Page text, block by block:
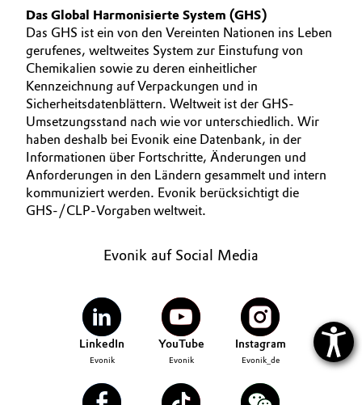
Plastics & Rubber
Pulp, Paper & Packaging
Textiles, Leather & Nonwovens
Das Global Harmonisierte System (GHS)
Das GHS ist ein von den Vereinten Nationen ins Leben
gerufenes, weltweites System zur Einstufung von
Chemikalien sowie zu deren einheitlicher
Kennzeichnung auf Verpackungen und in
Sicherheitsdatenblättern. Weltweit ist der GHS-
Umsetzungsstand nach wie vor unterschiedlich. Wir
haben deshalb bei Evonik eine Datenbank, in der
Informationen über Fortschritte, Änderungen und
Anforderungen in den Ländern gesammelt und intern
kommuniziert werden. Evonik berücksichtigt die
GHS-/CLP-Vorgaben weltweit.
Evonik auf Social Media
LinkedIn
Evonik
YouTube
Evonik
Instagram
Evonik_de